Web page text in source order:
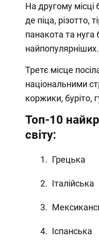
На другому місці
де піца, різотто,
панакота та нуга
найпопулярніших.
Третє місце
національними
коржики, буріто,
Топ-10
світу:
Грецька
Італійська
Іспанська